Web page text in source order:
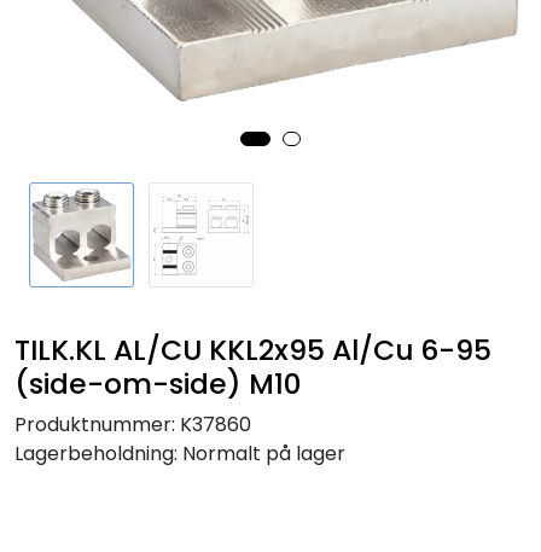
TILK.KL AL/CU KKL2x95 Al/Cu 6-95
(side-om-side) M10
Produktnummer: K37860
Lagerbeholdning: Normalt på lager
Sikringer